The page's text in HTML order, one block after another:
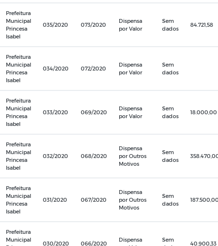
Prefeitura
Municipal
Princesa
Isabel
035/2020 073/2020
Dispensa
por Valor
Sem
dados
84.721,58
Prefeitura
Municipal
Princesa
Isabel
034/2020 072/2020
Dispensa
por Valor
Sem
dados
Prefeitura
Municipal
Princesa
Isabel
033/2020 069/2020
Dispensa
por Valor
Sem
dados
18.000,00
Prefeitura
Municipal
Princesa
Isabel
032/2020 068/2020
Dispensa
por Outros
Motivos
Sem
dados
Prefeitura
Municipal
Princesa
Isabel
031/2020 067/2020
Dispensa
por Outros
Motivos
Sem
dados
Prefeitura
Municipal
030/2020 066/2020
Dispensa
Sem
40.900,33